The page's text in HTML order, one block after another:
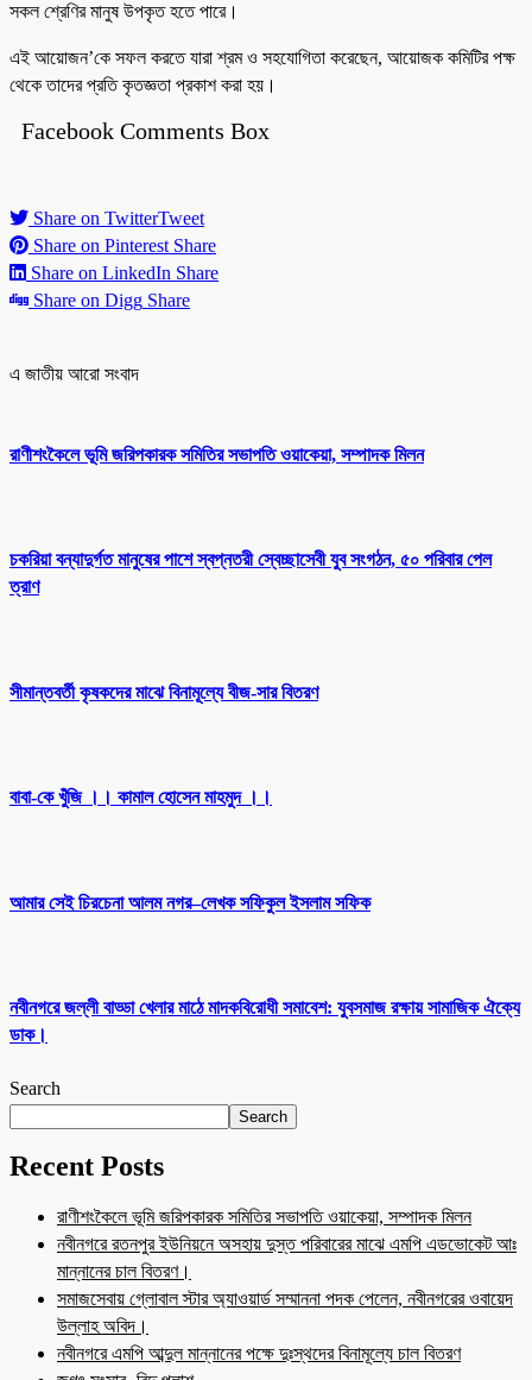
সকল শ্রেণির মানুষ উপকৃত হতে পারে।
এই আয়োজন’কে সফল করতে যারা শ্রম ও সহযোগিতা করেছেন, আয়োজক কমিটির পক্ষ
থেকে তাদের প্রতি কৃতজ্ঞতা প্রকাশ করা হয়।
Facebook Comments Box
Share on TwitterTweet
Share on Pinterest Share
Share on LinkedIn Share
Share on Digg Share
এ জাতীয় আরো সংবাদ
রাণীশংকৈলে ভূমি জরিপকারক সমিতির সভাপতি ওয়াকেয়া, সম্পাদক মিলন
চকরিয়া বন্যাদুর্গত মানুষের পাশে স্বপ্নতরী স্বেচ্ছাসেবী যুব সংগঠন, ৫০ পরিবার পেল
ত্রাণ
সীমান্তবর্তী কৃষকদের মাঝে বিনামূল্যে বীজ-সার বিতরণ
বাবা-কে খুঁজি ।। কামাল হোসেন মাহমুদ ।।
আমার সেই চিরচেনা আলম নগর–লেখক সফিকুল ইসলাম সফিক
নবীনগরে জল্লী বাড্ডা খেলার মাঠে মাদকবিরোধী সমাবেশ: যুবসমাজ রক্ষায় সামাজিক ঐক্যে
ডাক।
Search
Search
Recent Posts
রাণীশংকৈলে ভূমি জরিপকারক সমিতির সভাপতি ওয়াকেয়া, সম্পাদক মিলন
নবীনগরে রতনপুর ইউনিয়নে অসহায় দুস্ত পরিবারের মাঝে এমপি এডভোকেট আঃ
মান্নানের চাল বিতরণ।
সমাজসেবায় গ্লোবাল স্টার অ্যাওয়ার্ড সম্মাননা পদক পেলেন, নবীনগরের ওবায়েদ
উল্লাহ অবিদ।
নবীনগরে এমপি আব্দুল মান্নানের পক্ষে দুঃস্থদের বিনামূল্যে চাল বিতরণ